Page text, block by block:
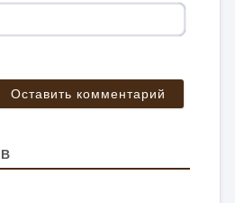
Email*